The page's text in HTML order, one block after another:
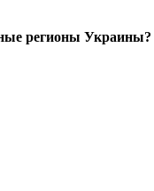
регионы Украины?